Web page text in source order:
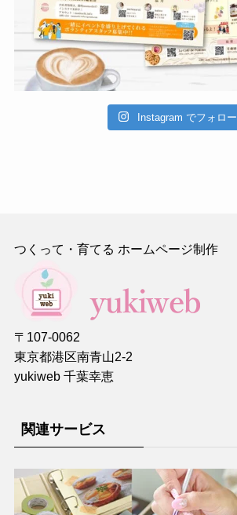
Instagram でフォロー
つくって・育てる ホームページ制作
〒107-0062
東京都港区南青山2-2
yukiweb 千葉幸恵
関連サービス